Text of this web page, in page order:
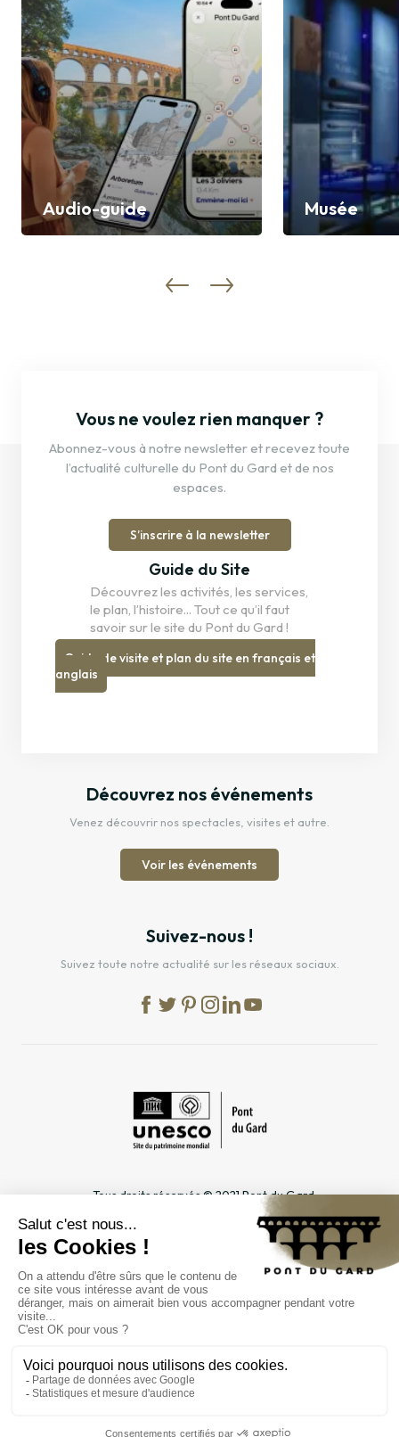
Audio-guide
Découvrir
Musée
Découvrir
Vous ne voulez rien manquer ?
Abonnez-vous à notre newsletter et recevez toute
l’actualité culturelle du Pont du Gard et de nos
espaces.
S’inscrire à la newsletter
Guide du Site
Découvrez les activités, les services,
le plan, l’histoire... Tout ce qu’il faut
savoir sur le site du Pont du Gard !
Guide de visite et plan du site en français et
anglais
Découvrez nos événements
Venez découvrir nos spectacles, visites et autre.
Voir les événements
Suivez-nous !
Suivez toute notre actualité sur les réseaux sociaux.
Tous droits réservés © 2021 Pont du Gard
Confidentialité
Horaires
Accès
Tarifs & abonnements
FAQ
ESPACES DÉDIÉS
Groupe
Journaliste
L'ÉTABLISSEMENT PUBLIC